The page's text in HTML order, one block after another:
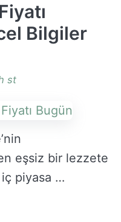
Bilgiler
st
eşsiz bir lezzete
piyasa …